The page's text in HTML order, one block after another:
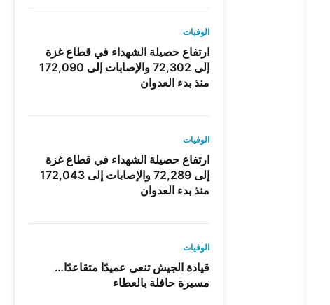
الوفيات
ارتفاع حصيلة الشهداء في قطاع غزة
إلى 72,302 والإصابات إلى 172,090
منذ بدء العدوان
الوفيات
ارتفاع حصيلة الشهداء في قطاع غزة
إلى 72,289 والإصابات إلى 172,043
منذ بدء العدوان
الوفيات
قيادة الجيش تنعى عميدًا متقاعدًا…
مسيرة حافلة بالعطاء